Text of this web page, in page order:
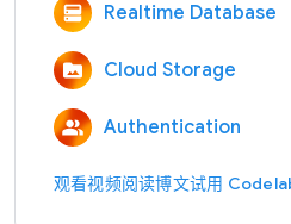
Realtime Database
Cloud Storage
Authentication
观看视频阅读博文试用